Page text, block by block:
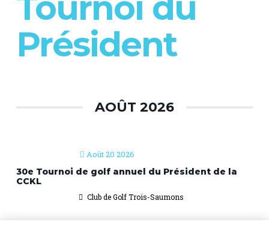
Président
AOÛT 2026
Août 20 2026
30e Tournoi de golf annuel du Président de la
CCKL
Club de Golf Trois-Saumons